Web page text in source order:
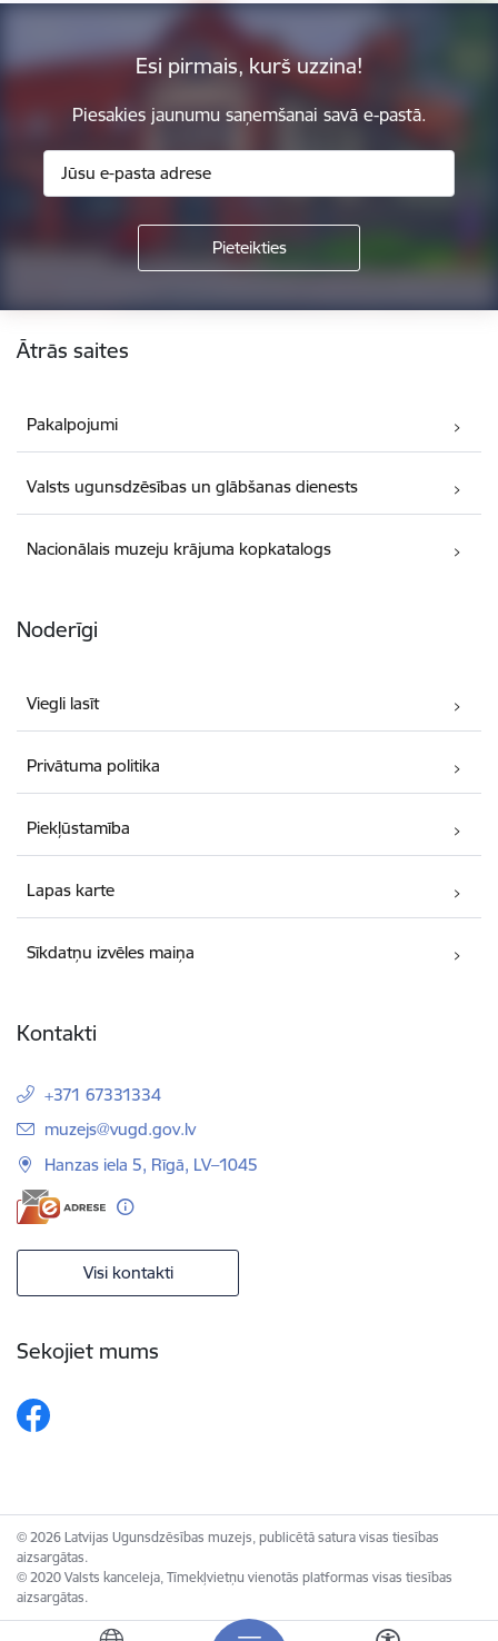
Esi pirmais, kurš uzzina!
Piesakies jaunumu saņemšanai savā e-pastā.
Ātrās saites
Pakalpojumi
Valsts ugunsdzēsības un glābšanas dienests
Nacionālais muzeju krājuma kopkatalogs
Noderīgi
Viegli lasīt
Privātuma politika
Piekļūstamība
Lapas karte
Sīkdatņu izvēles maiņa
Kontakti
+371 67331334
E-pasts:
muzejs@vugd.gov.lv
Hanzas iela 5, Rīgā, LV–1045
Visi kontakti
Sekojiet mums
© 2026 Latvijas Ugunsdzēsības muzejs, publicētā satura visas tiesības
aizsargātas.
© 2020 Valsts kanceleja, Tīmekļvietņu vienotās platformas visas tiesības
aizsargātas.